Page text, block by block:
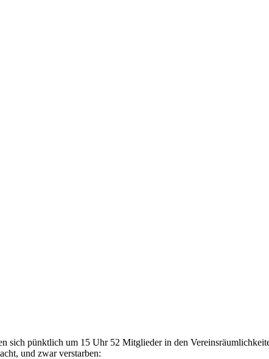
sich pünktlich um 15 Uhr 52 Mitglieder in den
und zwar verstarben: